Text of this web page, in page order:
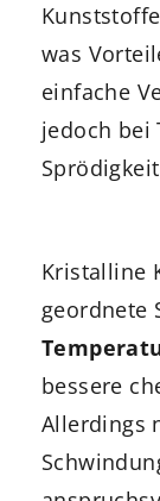
was
einfache
jedoch bei
Kristalline
geordnete
bessere
Allerdings